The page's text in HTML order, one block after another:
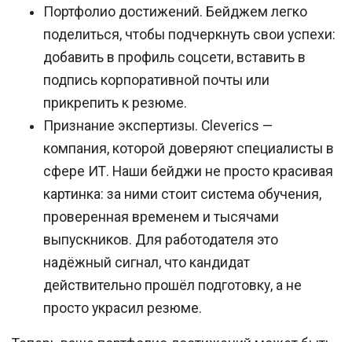
Портфолио достижений. Бейджем легко
поделиться, чтобы подчеркнуть свои успехи:
добавить в профиль соцсети, вставить в
подпись корпоративной почты или
прикрепить к резюме.
Признание экспертизы. Cleverics —
компания, которой доверяют специалисты в
сфере ИТ. Наши бейджи не просто красивая
картинка: за ними стоит система обучения,
проверенная временем и тысячами
выпускников. Для работодателя это
надёжный сигнал, что кандидат
действительно прошёл подготовку, а не
просто украсил резюме.